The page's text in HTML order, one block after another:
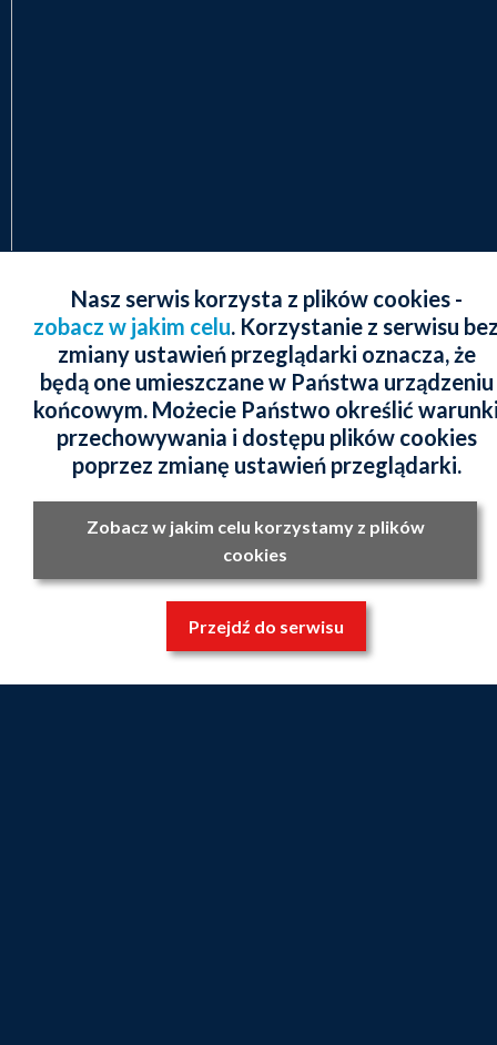
Nasz serwis korzysta z plików cookies -
zobacz w jakim celu. Korzystanie z serwisu
zmiany ustawień przeglądarki oznacza, że
będą one umieszczane w Państwa urządzeniu
końcowym. Możecie Państwo określić
przechowywania i dostępu plików cookies
poprzez zmianę ustawień przeglądarki.
Zobacz w jakim celu korzystamy z plików
cookies
Przejdź do serwisu